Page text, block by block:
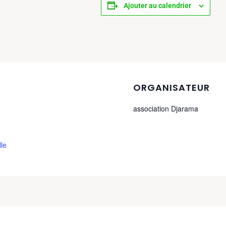
Ajouter au calendrier
ORGANISATEUR
association Djarama